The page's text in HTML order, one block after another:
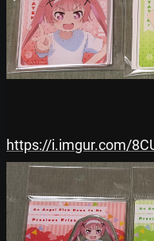
https://i.imgur.com/